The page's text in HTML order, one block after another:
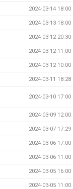
2024-03-14 18:00
2024-03-13 18:00
2024-03-12 20:30
2024-03-12 11:00
2024-03-12 10:00
2024-03-11 18:28
2024-03-10 17:00
2024-03-09 12:00
2024-03-07 17:29
2024-03-06 17:00
2024-03-06 11:00
2024-03-05 16:00
2024-03-05 11:00